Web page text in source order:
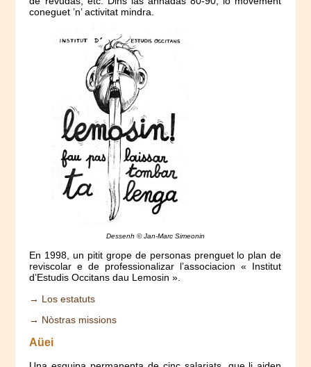
coneguet ’n’ activitat mindra.
Dessenh © Jan-Marc Simeonin
En 1998, un pitit grope de personas prenguet lo plan de
reviscolar e de professionalizar l’associacion « Institut
d’Estudis Occitans dau Lemosin ».
→ Los estatuts
→ Nòstras missions
Aüei